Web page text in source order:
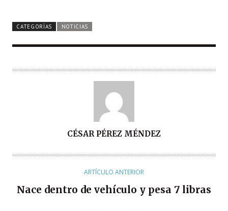
CATEGORÍAS NOTICIAS
T
CÉSAR PÉREZ MÉNDEZ
ARTÍCULO ANTERIOR
Nace dentro de vehículo y pesa 7 libras